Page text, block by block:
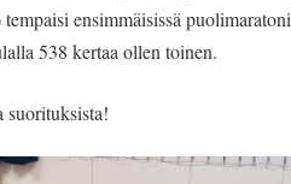
ensimmäisissä
538 kertaa ollen toinen.